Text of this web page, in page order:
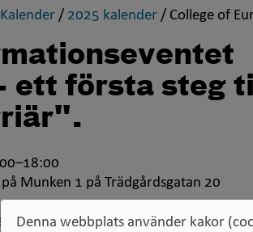
Kalender ,
/ 2025 kalender ,
/ College of
ett första steg
Munken 1 på Trädgårdsgatan 20
Denna webbplats använder kakor